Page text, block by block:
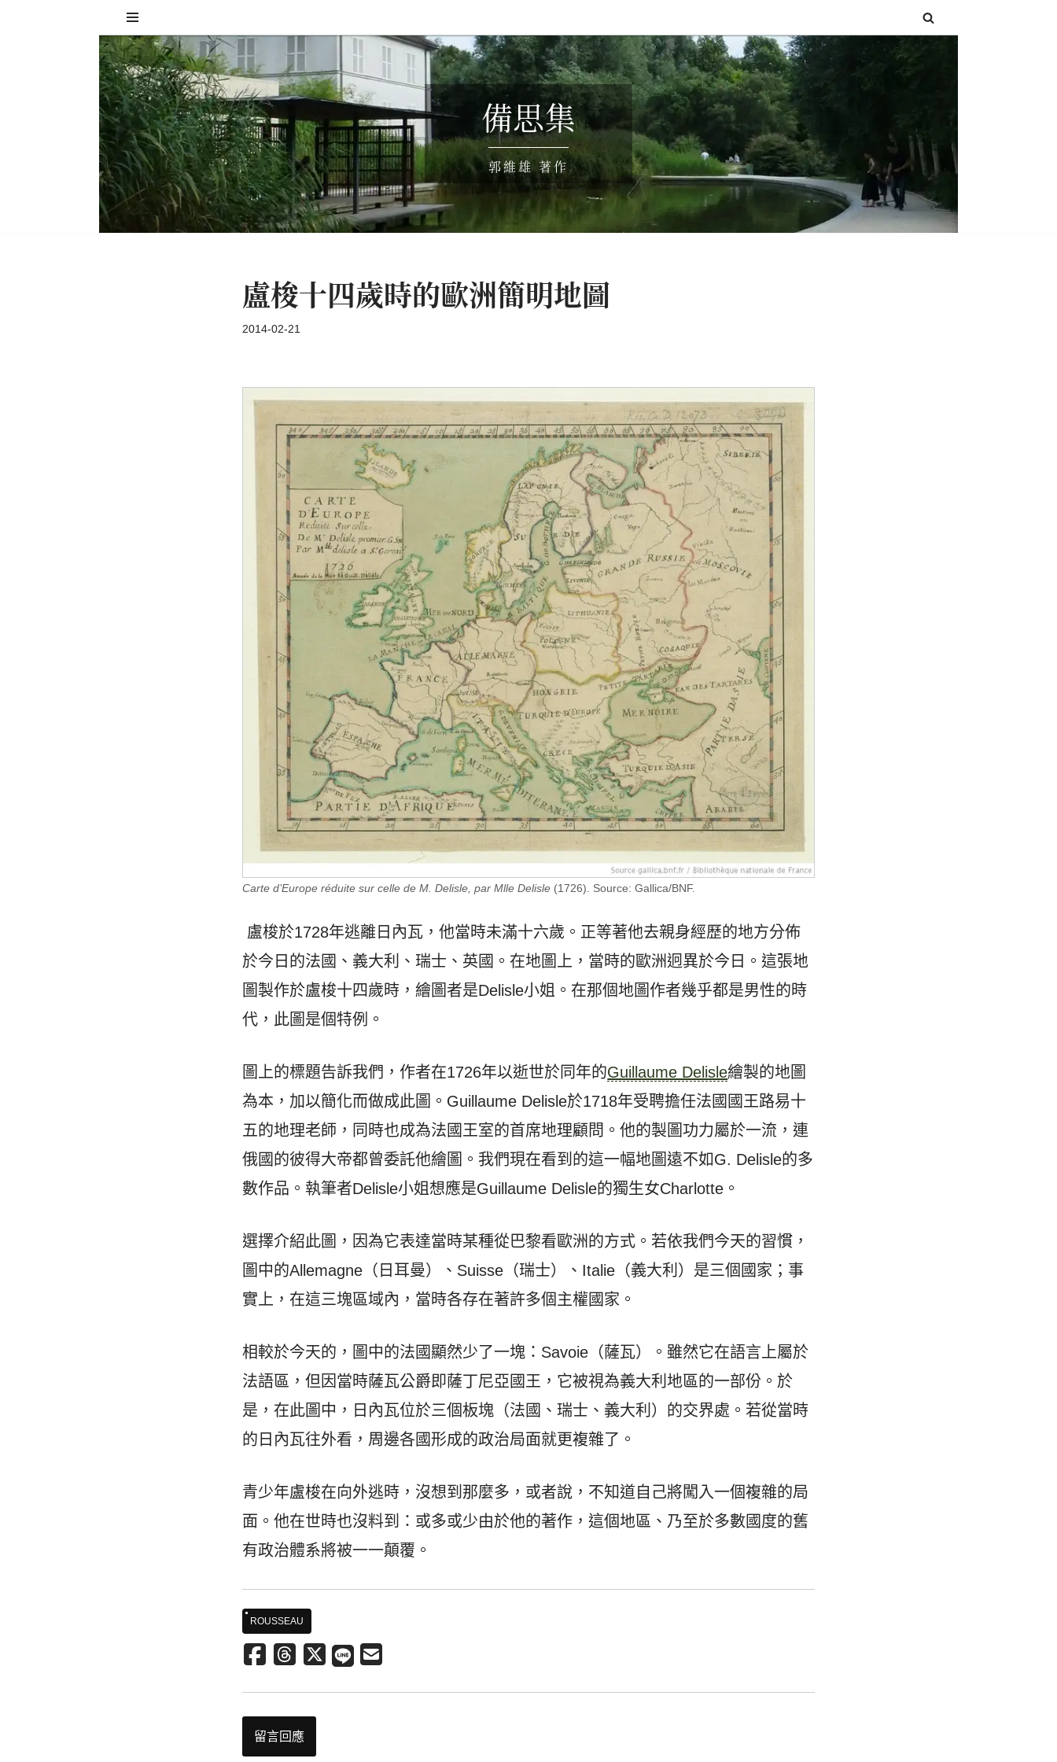
備思集
郭維雄 著作
盧梭十四歲時的歐洲簡明地圖
2014-02-21
Carte d’Europe réduite sur celle de M. Delisle, par Mlle Delisle (1726). Source: Gallica/BNF.
盧梭於1728年逃離日內瓦，他當時未滿十六歲。正等著他去親身經歷的地方分佈
於今日的法國、義大利、瑞士、英國。在地圖上，當時的歐洲迥異於今日。這張地
圖製作於盧梭十四歲時，繪圖者是Delisle小姐。在那個地圖作者幾乎都是男性的時
代，此圖是個特例。
圖上的標題告訴我們，作者在1726年以逝世於同年的Guillaume Delisle繪製的地圖
為本，加以簡化而做成此圖。Guillaume Delisle於1718年受聘擔任法國國王路易十
五的地理老師，同時也成為法國王室的首席地理顧問。他的製圖功力屬於一流，連
俄國的彼得大帝都曾委託他繪圖。我們現在看到的這一幅地圖遠不如G. Delisle的多
數作品。執筆者Delisle小姐想應是Guillaume Delisle的獨生女Charlotte。
選擇介紹此圖，因為它表達當時某種從巴黎看歐洲的方式。若依我們今天的習慣，
圖中的Allemagne（日耳曼）、Suisse（瑞士）、Italie（義大利）是三個國家；事
實上，在這三塊區域內，當時各存在著許多個主權國家。
相較於今天的，圖中的法國顯然少了一塊：Savoie（薩瓦）。雖然它在語言上屬於
法語區，但因當時薩瓦公爵即薩丁尼亞國王，它被視為義大利地區的一部份。於
是，在此圖中，日內瓦位於三個板塊（法國、瑞士、義大利）的交界處。若從當時
的日內瓦往外看，周邊各國形成的政治局面就更複雜了。
青少年盧梭在向外逃時，沒想到那麼多，或者說，不知道自己將闖入一個複雜的局
面。他在世時也沒料到：或多或少由於他的著作，這個地區、乃至於多數國度的舊
有政治體系將被一一顛覆。
ROUSSEAU
留言回應